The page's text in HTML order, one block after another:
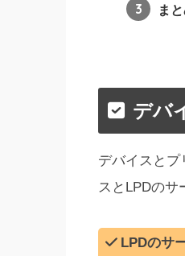
ま
デバ
デバイスと
スとLPDのサ
LPDのサ